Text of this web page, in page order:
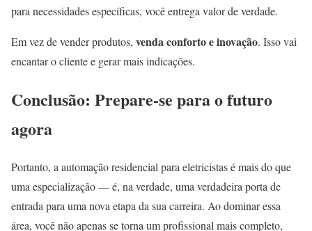
para necessidades específicas, você entrega valor de verdade.
Em vez de vender produtos, venda conforto e inovação. Isso vai
encantar o cliente e gerar mais indicações.
Conclusão: Prepare-se para o futuro
agora
Portanto, a automação residencial para eletricistas é mais do que
uma especialização — é, na verdade, uma verdadeira porta de
entrada para uma nova etapa da sua carreira. Ao dominar essa
área, você não apenas se torna um profissional mais completo,